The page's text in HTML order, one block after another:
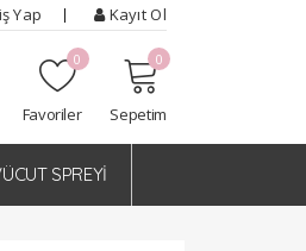
Yap Kayıt Ol
Favoriler
0
Sepetim
0
SPREYİ